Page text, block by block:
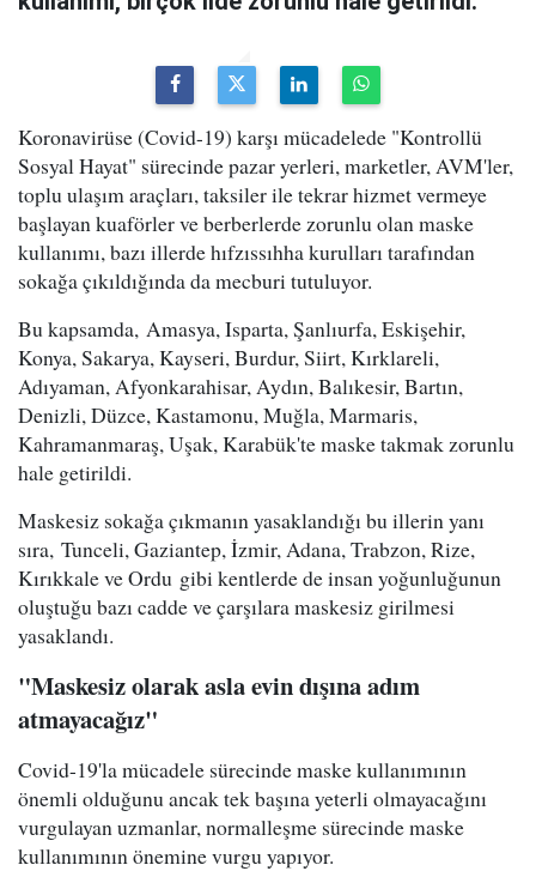
Koronavirüse (Covid-19) karşı mücadelede "Kontrollü
Sosyal Hayat" sürecinde pazar yerleri, marketler, AVM'ler,
toplu ulaşım araçları, taksiler ile tekrar hizmet vermeye
başlayan kuaförler ve berberlerde zorunlu olan maske
kullanımı, bazı illerde hıfzıssıhha kurulları tarafından
sokağa çıkıldığında da mecburi tutuluyor.
Bu kapsamda, Amasya, Isparta, Şanlıurfa, Eskişehir,
Konya, Sakarya, Kayseri, Burdur, Siirt, Kırklareli,
Adıyaman, Afyonkarahisar, Aydın, Balıkesir, Bartın,
Denizli, Düzce, Kastamonu, Muğla, Marmaris,
Kahramanmaraş, Uşak, Karabük'te maske takmak zorunlu
hale getirildi.
Maskesiz sokağa çıkmanın yasaklandığı bu illerin yanı
sıra, Tunceli, Gaziantep, İzmir, Adana, Trabzon, Rize,
Kırıkkale ve Ordu gibi kentlerde de insan yoğunluğunun
oluştuğu bazı cadde ve çarşılara maskesiz girilmesi
yasaklandı.
"Maskesiz olarak asla evin dışına adım
atmayacağız"
Covid-19'la mücadele sürecinde maske kullanımının
önemli olduğunu ancak tek başına yeterli olmayacağını
vurgulayan uzmanlar, normalleşme sürecinde maske
kullanımının önemine vurgu yapıyor.